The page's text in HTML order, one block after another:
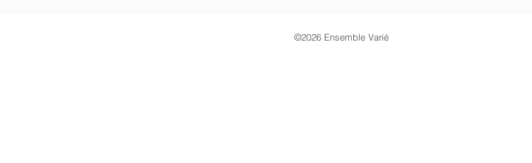
©2026 Ensemble Varié